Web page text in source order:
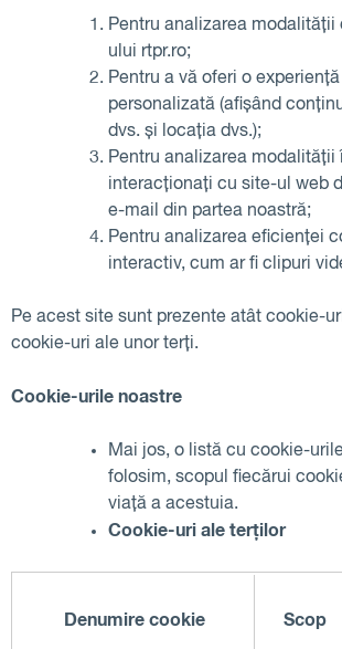
Pentru analizarea modalității
ului rtpr.ro;
Pentru a vă oferi o
personalizată (afișând
dvs. și locația dvs.);
Pentru analizarea modalității
interacționați cu site-ul web
e-mail din partea noastră;
Pentru analizarea eficienței
interactiv, cum ar fi clipuri
Pe acest site sunt prezente atât cookie-
cookie-uri ale unor terți.
Cookie-urile noastre
Mai jos, o listă cu cookie-
folosim, scopul fiecărui
viață a acestuia.
Cookie-uri ale terților
Denumire cookie Scop